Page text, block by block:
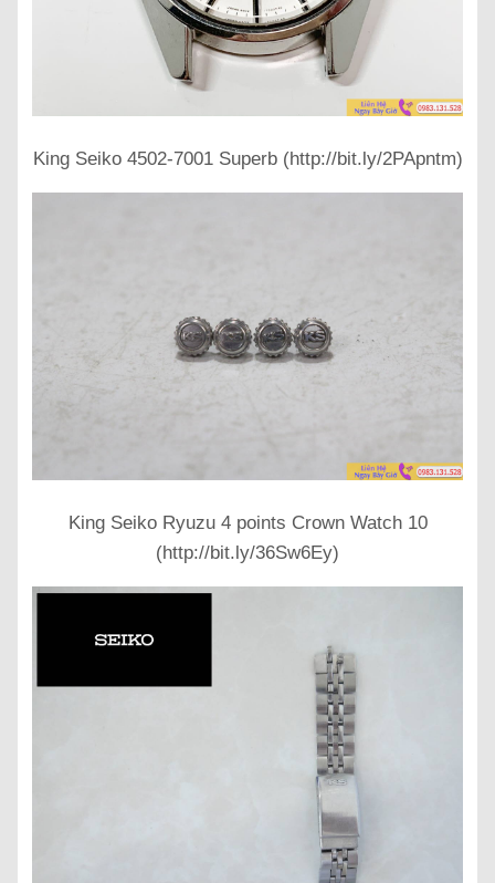
King Seiko 4502-7001 Superb (http://bit.ly/2PApntm)
King Seiko Ryuzu 4 points Crown Watch 10
(http://bit.ly/36Sw6Ey)